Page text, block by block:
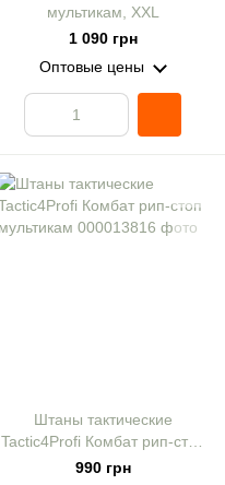
мультикам, XXL
1 090 грн
Оптовые цены
Штаны тактические
Tactic4Profi Комбат рип-стоп
мультикам
990 грн